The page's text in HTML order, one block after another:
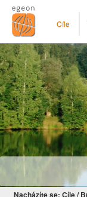
Cíle
Nacházíte se: Cíle/